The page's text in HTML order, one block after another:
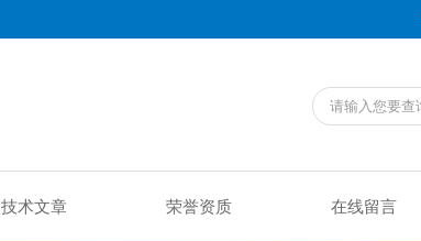
技术文章 荣誉资质 在线留言